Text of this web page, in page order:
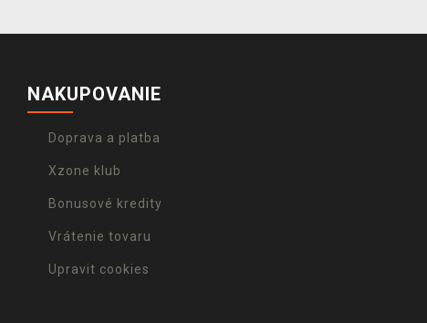
NAKUPOVANIE
Doprava a platba
Xzone klub
Bonusové kredity
Vrátenie tovaru
Upravit cookies